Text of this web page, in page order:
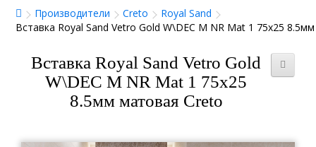
Производители Creto
Royal Sand
Вставка Royal Sand Vetro Gold W\DEC M NR Mat 1 75x25
Вставка Royal Sand Vetro Gold
W\DEC M NR Mat 1 75x25
8.5мм матовая Creto